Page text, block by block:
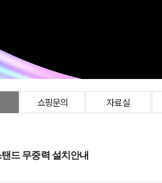
쇼핑문의 자료실
드 무중력 설치안내